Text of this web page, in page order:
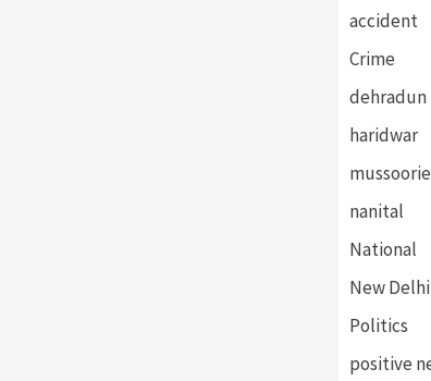
accident
Crime
dehradun
haridwar
mussoorie
nanital
National
New Delhi
Politics
positive